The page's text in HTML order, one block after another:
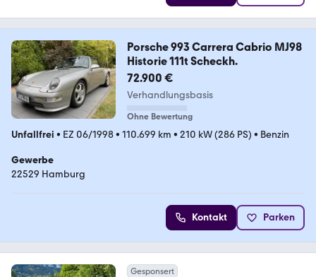
Porsche 993 Carrera Cabrio MJ98
Historie 111t Scheckh.
72.900 €
Verhandlungsbasis
Ohne Bewertung
Unfallfrei • EZ 06/1998• 110.699 km • 210 kW (286 PS) • Benzin
Gewerbe
22529 Hamburg
Kontakt Parken
Gesponsert